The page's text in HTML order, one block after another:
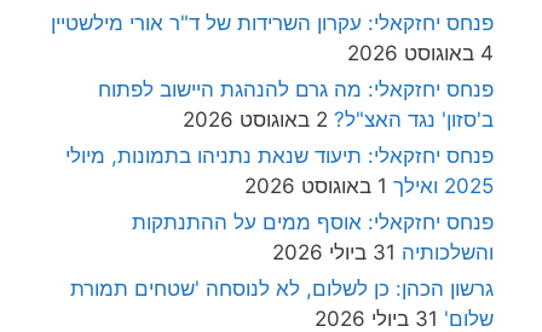
פנחס יחזקאלי: עקרון השרידות של ד"ר אורי מילשטיין
4 באוגוסט 2026
פנחס יחזקאלי: מה גרם להנהגת היישוב לפתוח
ב'סזון' נגד האצ"ל? 2 באוגוסט 2026
פנחס יחזקאלי: תיעוד שנאת נתניהו בתמונות, מיולי
2025 ואילך
1 באוגוסט 2026
פנחס יחזקאלי: אוסף ממים על ההתנתקות
והשלכותיה 31 ביולי 2026
גרשון הכהן: כן לשלום, לא לנוסחה 'שטחים תמורת
שלום' 31 ביולי 2026